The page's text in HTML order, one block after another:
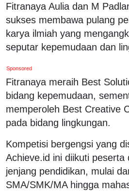
Fitranaya Aulia dan M
sukses membawa pulang
karya ilmiah yang
seputar kepemudaan dan
Sponsored
Fitranaya meraih Best
bidang kepemudaan,
memperoleh Best Creative
pada bidang lingkungan.
Kompetisi bergengsi yang
Achieve.id ini diikuti peserta
jenjang pendidikan, mulai
SMA/SMK/MA hingga